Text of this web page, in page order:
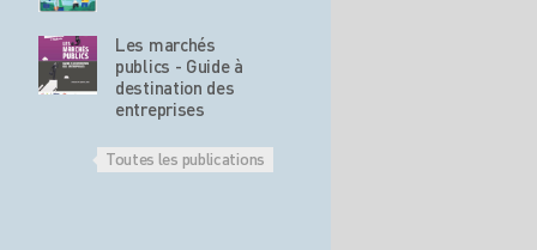
Les marchés
publics - Guide à
destination des
entreprises
Toutes les publications